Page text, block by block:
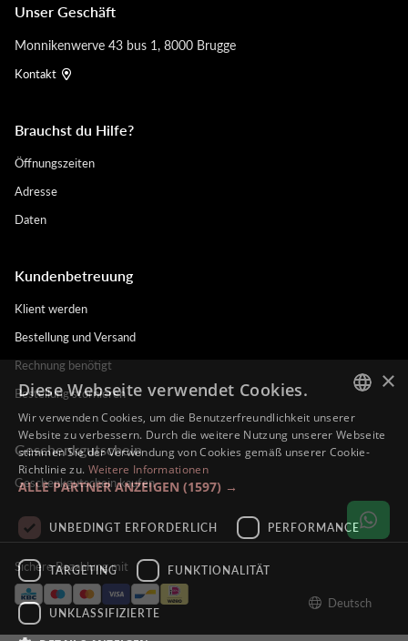
Unser Geschäft
Monnikenwerve 43 bus 1, 8000 Brugge
Kontakt
Brauchst du Hilfe?
Öffnungszeiten
Adresse
Daten
Kundenbetreuung
Klient werden
Bestellung und Versand
Rechnung benötigt
Bestellung stornieren
Geschenkgutschein
Geschenkgutschein kaufen
Sichere Bezahlung mit
Deutsch
DUTCH
ENGLISH
GERMAN
×
Diese Webseite verwendet Cookies.
Wir verwenden Cookies, um die Benutzerfreundlichkeit unserer
Website zu verbessern. Durch die weitere Nutzung unserer Webseite
stimmen Sie der Verwendung von Cookies gemäß unserer Cookie-
Richtlinie zu. Weitere Informationen
ALLE PARTNER ANZEIGEN (1597) →
UNBEDINGT ERFORDERLICH PERFORMANCE
TARGETING FUNKTIONALITÄT
UNKLASSIFIZIERTE